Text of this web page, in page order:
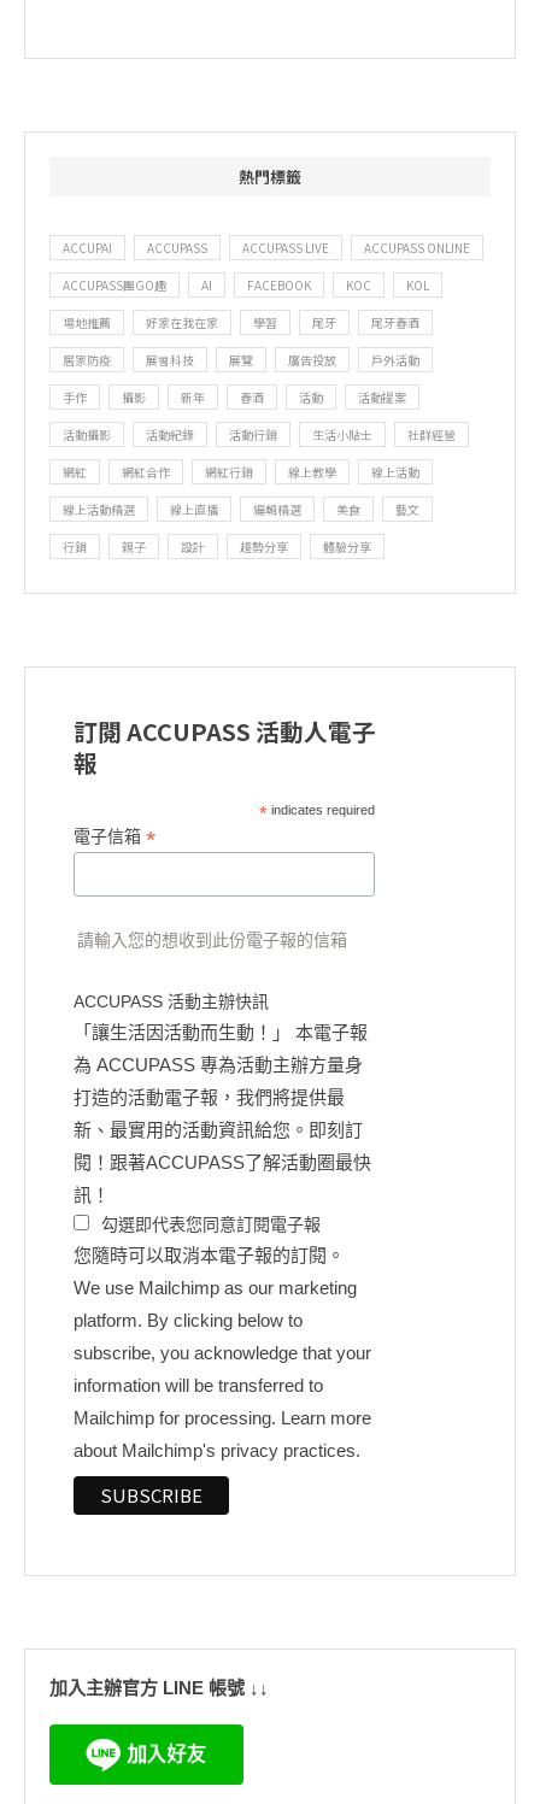
熱門標籤
ACCUPAI ACCUPASS ACCUPASS LIVE ACCUPASS ONLINE
ACCUPASS團GO趣 AI FACEBOOK KOC KOL
場地推薦 好家在我在家 學習 尾牙 尾牙春酒
居家防疫 展會科技 展覽 廣告投放 戶外活動
手作 攝影 新年 春酒 活動 活動提案
活動攝影 活動紀錄 活動行銷 生活小貼士 社群經營
網紅 網紅合作 網紅行銷 線上教學 線上活動
線上活動精選 線上直播 編輯精選 美食 藝文
行銷 親子 設計 趨勢分享 體驗分享
訂閱 ACCUPASS 活動人電子
報
*indicates required
電子信箱 *
請輸入您的想收到此份電子報的信箱
ACCUPASS 活動主辦快訊
「讓生活因活動而生動！」 本電子報
為 ACCUPASS 專為活動主辦方量身
打造的活動電子報，我們將提供最
新、最實用的活動資訊給您。即刻訂
閱！跟著ACCUPASS了解活動圈最快
訊！
勾選即代表您同意訂閱電子報
您隨時可以取消本電子報的訂閱。
We use Mailchimp as our marketing
platform. By clicking below to
subscribe, you acknowledge that your
information will be transferred to
Mailchimp for processing. Learn more
about Mailchimp's privacy practices.
加入主辦官方 LINE 帳號 ↓↓